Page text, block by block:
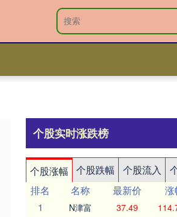
个股实时涨跌榜
个股涨幅 个股跌幅 个股流入
排名
名称 最新价 涨
1
N津富 37.49